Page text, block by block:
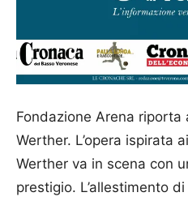
Fondazione Arena riporta
Werther. L’opera ispirata
Werther va in scena con
prestigio. L’allestimento